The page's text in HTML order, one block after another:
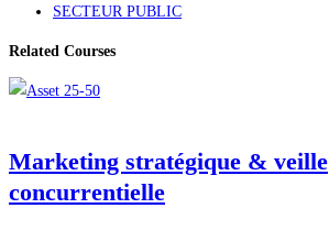
SECTEUR PUBLIC
Related Courses
Marketing stratégique & veille
concurrentielle